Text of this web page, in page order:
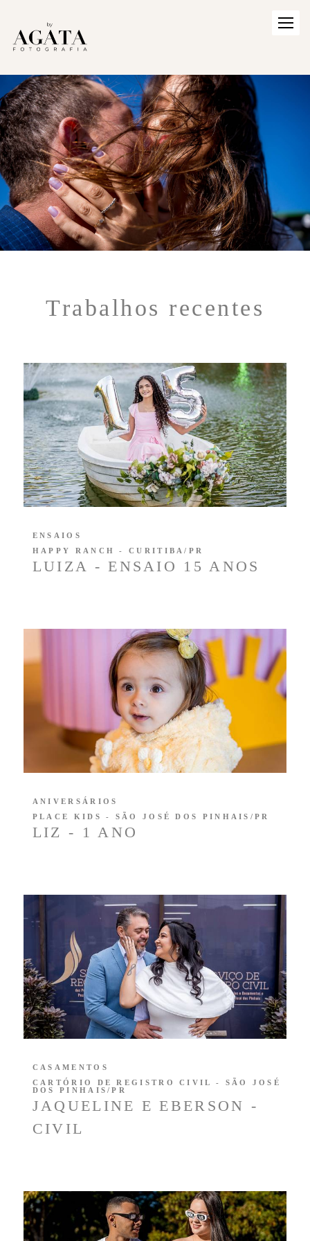
Trabalhos recentes
LUIZA - ENSAIO 15 ANOS
ENSAIOS
HAPPY RANCH - CURITIBA/PR
LIZ - 1 ANO
ANIVERSÁRIOS
PLACE KIDS - SÃO JOSÉ DOS PINHAIS/PR
JAQUELINE E EBERSON -
CIVIL
CASAMENTOS
CARTÓRIO DE REGISTRO CIVIL - SÃO JOSÉ
DOS PINHAIS/PR